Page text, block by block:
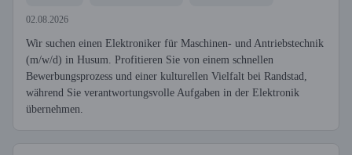
02.08.2026
Wir suchen einen Elektroniker für Maschinen- und Antriebstechnik
(m/w/d) in Husum. Profitieren Sie von einem schnellen
Bewerbungsprozess und einer kulturellen Vielfalt bei Randstad,
während Sie verantwortungsvolle Aufgaben in der Elektronik
übernehmen.